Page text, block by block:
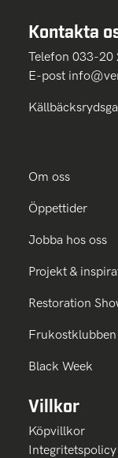
Kontakta
Telefon 033-20
E-post
Om oss
Öppettider
Jobba hos oss
Projekt &
Restoration
Frukostklubben
Black Week
Villkor
Köpvillkor
Integritetspolicy